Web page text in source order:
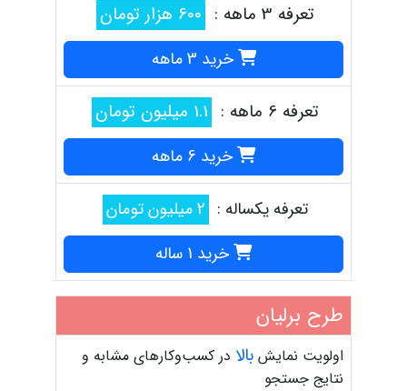
تعرفه 3 ماهه : 600 هزار تومان
خرید 3 ماهه
تعرفه 6 ماهه : 1.1 میلیون تومان
خرید 6 ماهه
تعرفه یکساله : 2 میلیون تومان
خرید 1 ساله
طرح برلیان
اولویت نمایش بالا در کسب‌وکارهای مشابه و
نتایج جستجو